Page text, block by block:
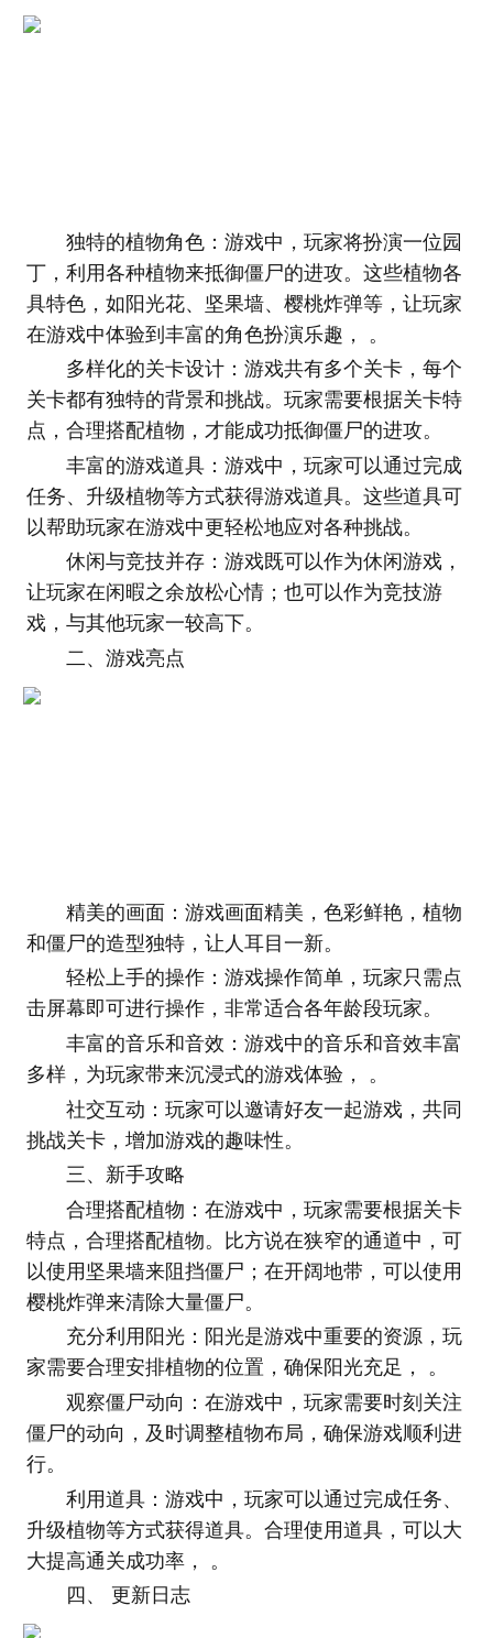
独特的植物角色：游戏中，玩家将扮演一位园
丁，利用各种植物来抵御僵尸的进攻。这些植物各
具特色，如阳光花、坚果墙、樱桃炸弹等，让玩家
在游戏中体验到丰富的角色扮演乐趣， 。
多样化的关卡设计：游戏共有多个关卡，每个
关卡都有独特的背景和挑战。玩家需要根据关卡特
点，合理搭配植物，才能成功抵御僵尸的进攻。
丰富的游戏道具：游戏中，玩家可以通过完成
任务、升级植物等方式获得游戏道具。这些道具可
以帮助玩家在游戏中更轻松地应对各种挑战。
休闲与竞技并存：游戏既可以作为休闲游戏，
让玩家在闲暇之余放松心情；也可以作为竞技游
戏，与其他玩家一较高下。
二、游戏亮点
精美的画面：游戏画面精美，色彩鲜艳，植物
和僵尸的造型独特，让人耳目一新。
轻松上手的操作：游戏操作简单，玩家只需点
击屏幕即可进行操作，非常适合各年龄段玩家。
丰富的音乐和音效：游戏中的音乐和音效丰富
多样，为玩家带来沉浸式的游戏体验， 。
社交互动：玩家可以邀请好友一起游戏，共同
挑战关卡，增加游戏的趣味性。
三、新手攻略
合理搭配植物：在游戏中，玩家需要根据关卡
特点，合理搭配植物。比方说在狭窄的通道中，可
以使用坚果墙来阻挡僵尸；在开阔地带，可以使用
樱桃炸弹来清除大量僵尸。
充分利用阳光：阳光是游戏中重要的资源，玩
家需要合理安排植物的位置，确保阳光充足， 。
观察僵尸动向：在游戏中，玩家需要时刻关注
僵尸的动向，及时调整植物布局，确保游戏顺利进
行。
利用道具：游戏中，玩家可以通过完成任务、
升级植物等方式获得道具。合理使用道具，可以大
大提高通关成功率， 。
四、 更新日志